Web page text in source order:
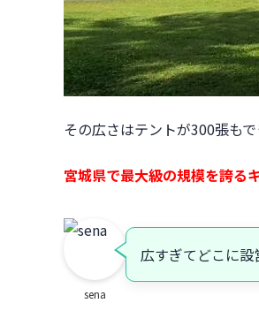
その広さはテントが300張もで
宮城県で最大級の規模を誇る
sena
広すぎてどこに設